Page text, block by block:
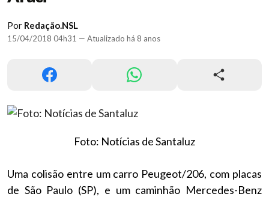
Por Redação.NSL
15/04/2018 04h31 — Atualizado há 8 anos
Foto: Notícias de Santaluz
Uma colisão entre um carro Peugeot/206, com placas
de São Paulo (SP), e um caminhão Mercedes-Benz